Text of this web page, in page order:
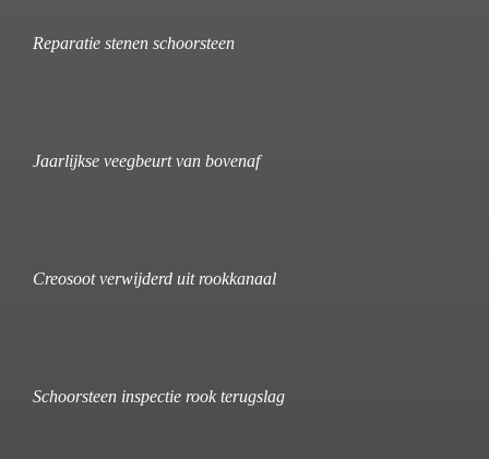
Reparatie stenen schoorsteen
Jaarlijkse veegbeurt van bovenaf
Creosoot verwijderd uit rookkanaal
Schoorsteen inspectie rook terugslag